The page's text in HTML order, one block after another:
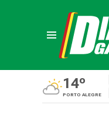
14º
PORTO ALEGRE